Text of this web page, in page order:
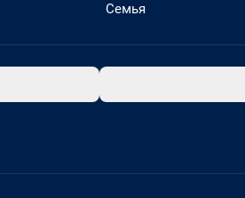
Семья